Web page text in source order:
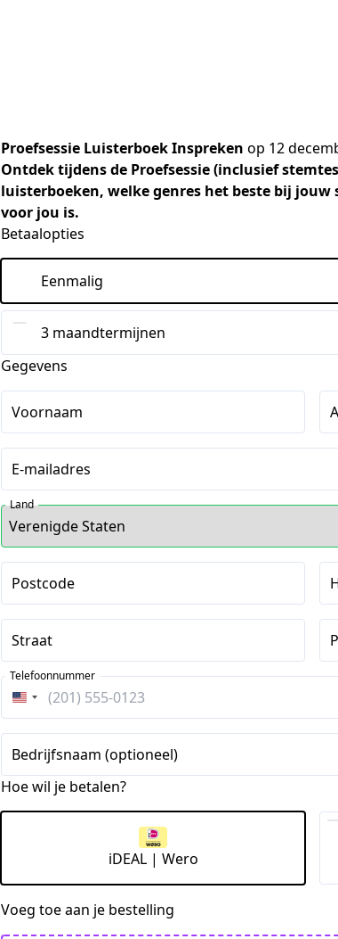
Proefsessie Luisterboek Inspreken op 12
Ontdek tijdens de Proefsessie (inclusief
luisterboeken, welke genres het beste bij
voor jou is.
Betaalopties
Eenmalig
3 maandtermijnen
Gegevens
Voornaam
E-mailadres
Land
Postcode
Straat
Verenigde
Staten
+1
Telefoonnummer
Bedrijfsnaam (optioneel)
Hoe wil je betalen?
iDEAL | Wero
Voeg toe aan je bestelling